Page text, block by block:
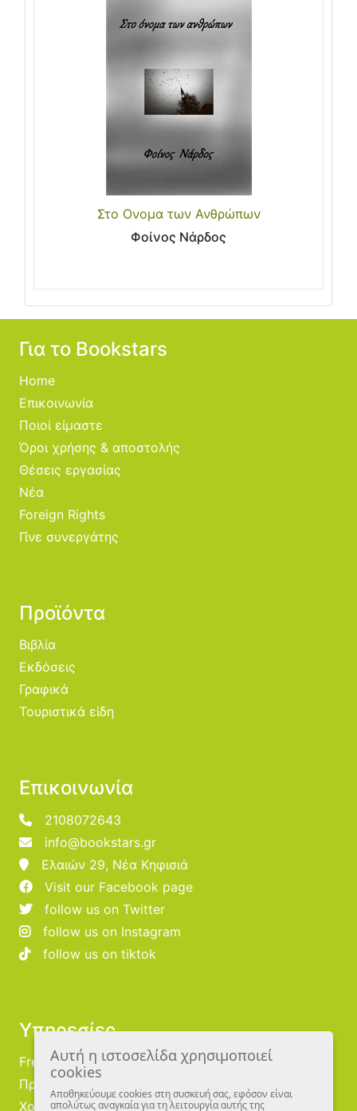
Στο Ονομα των Ανθρώπων
Φοίνος Νάρδος
Για το Bookstars
Home
Επικοινωνία
Ποιοί είμαστε
Όροι χρήσης & αποστολής
Θέσεις εργασίας
Νέα
Foreign Rights
Γίνε συνεργάτης
Προϊόντα
Βιβλία
Εκδόσεις
Γραφικά
Τουριστικά είδη
Επικοινωνία
2108072643
info@bookstars.gr
Ελαιών 29, Νέα Κηφισιά
Visit our Facebook page
follow us on Twitter
follow us on Instagram
follow us on tiktok
Υπηρεσίες
Free Publishing
Προμηθευτές
Χονδρική
Αυτή η ιστοσελίδα χρησιμοποιεί
cookies
Αποθηκεύουμε cookies στη συσκευή σας, εφόσον είναι
απολύτως αναγκαία για τη λειτουργία αυτής της